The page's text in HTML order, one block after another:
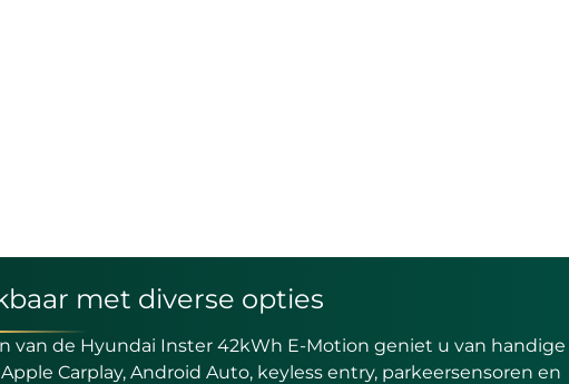
met diverse opties
van de Hyundai Inster 42kWh E-Motion geniet u van handige
Carplay, Android Auto, keyless entry, parkeersensoren en